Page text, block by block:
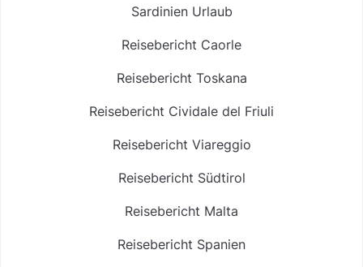
Sardinien Urlaub
Reisebericht Caorle
Reisebericht Toskana
Reisebericht Cividale del Friuli
Reisebericht Viareggio
Reisebericht Südtirol
Reisebericht Malta
Reisebericht Spanien